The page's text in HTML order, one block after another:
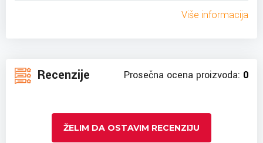
Više informacija
Recenzije Prosečna ocena proizvoda: 0
ŽELIM DA OSTAVIM RECENZIJU